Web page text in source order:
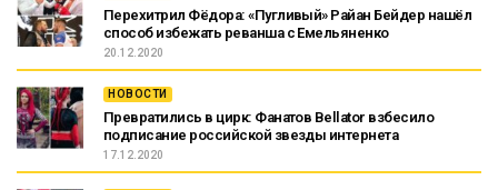
Перехитрил Фёдора: «Пугливый» Райан Бейдер нашёл
способ избежать реванша с Емельяненко
20.12.2020
НОВОСТИ
Превратились в цирк: Фанатов Bellator взбесило
подписание российской звезды интернета
17.12.2020